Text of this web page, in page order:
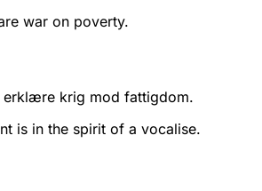
war on poverty.
krig mod fattigdom.
is in the spirit of a vocalise.